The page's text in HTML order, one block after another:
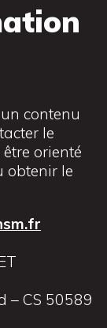
contenu
le
orienté
obtenir le
– CS 50589